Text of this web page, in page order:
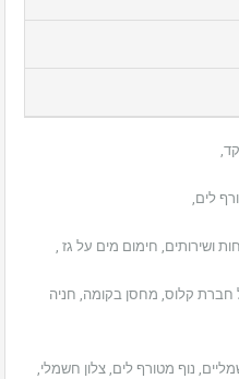
לים,
3 ארונות של חברת קלוס, מחסן בקומה, חניה